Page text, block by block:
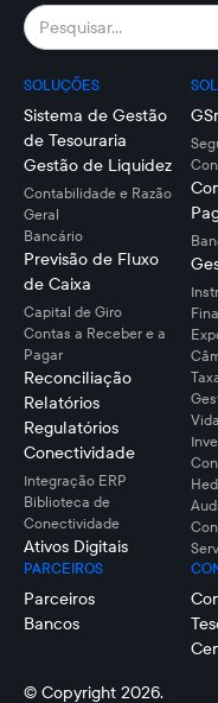
SOLUÇÕES
Sistema de Gestão
de Tesouraria
Gestão de Liquidez
Contabilidade e Razão
Geral
Bancário
Previsão de Fluxo
de Caixa
Capital de Giro
Contas a Receber e a
Pagar
Reconciliação
Relatórios
Regulatórios
Conectividade
Integração ERP
Biblioteca de
Conectividade
Ativos Digitais
PARCEIROS
Parceiros
Bancos
© Copyright 2026.